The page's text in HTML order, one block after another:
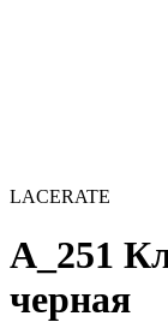
LACERATE
A_251
черная